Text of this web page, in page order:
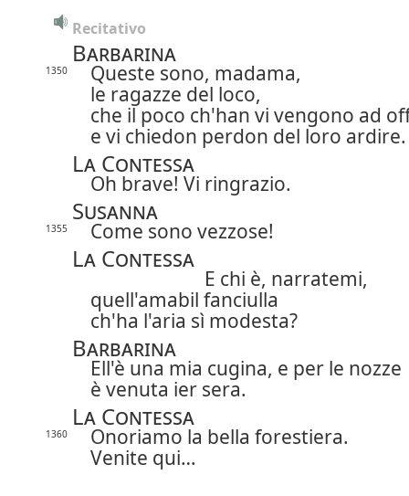
Recitativo
Barbarina
1350
Queste sono, madama,
le ragazze del loco,
che il poco ch'han vi vengono ad
e vi chiedon perdon del loro ardire.
La Contessa
Oh brave! Vi ringrazio.
Susanna
1355 Come sono vezzose!
La Contessa
E chi è, narratemi,
quell'amabil fanciulla
ch'ha l'aria sì modesta?
Barbarina
Ell'è una mia cugina, e per le nozze
è venuta ier sera.
La Contessa
1360
Onoriamo la bella forestiera.
Venite qui…